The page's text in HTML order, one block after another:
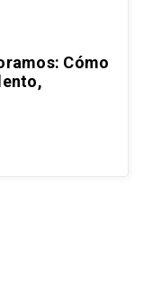
Cómo